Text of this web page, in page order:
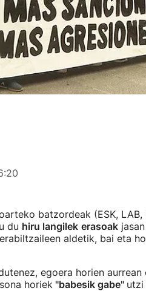
batzordeak (ESK, LAB,
du hiru langilek erasoakjasan
aldetik, bai eta
egoera horien aurrean
horiek"babesik gabe" utzi